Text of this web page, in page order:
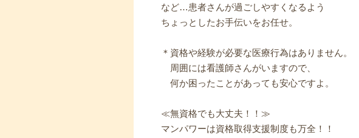
など…患者さんが過ごしやすくなるよう
ちょっとしたお手伝いをお任せ。
＊資格や経験が必要な医療行為はありません。
周囲には看護師さんがいますので、
何か困ったことがあっても安心ですよ。
≪無資格でも大丈夫！！≫
マンパワーは資格取得支援制度も万全！！